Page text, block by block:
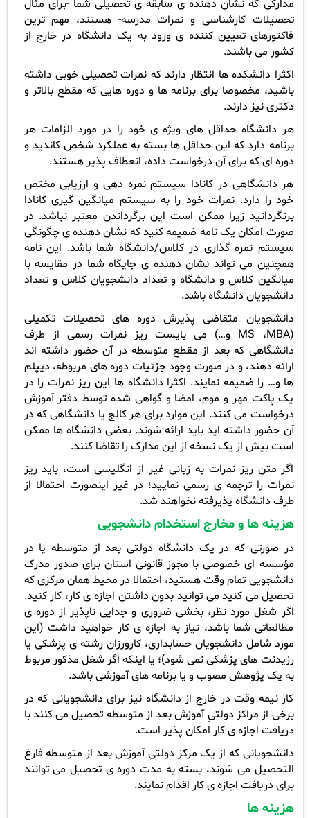
مدارکی که نشان دهنده ی سابقه ی تحصیلی شما -برای مثال
تحصیلات کارشناسی و نمرات مدرسه- هستند، مهم ترین
فاکتورهای تعیین کننده ی ورود به یک دانشگاه در خارج از
کشور می باشند.
اکثرا دانشکده ها انتظار دارند که نمرات تحصیلی خوبی داشته
باشید، مخصوصا برای برنامه ها و دوره هایی که مقطع بالاتر و
دکتری نیز دارند.
هر دانشگاه حداقل های ویژه ی خود را در مورد الزامات هر
برنامه دارد که این حداقل ها بسته به عملکرد شخص کاندید و
دوره ای که برای آن درخواست داده، انعطاف پذیر هستند.
هر دانشگاهی در کانادا سیستم نمره دهی و ارزیابی مختص
خود را دارد. نمرات خود را به سیستم میانگین گیری کانادا
برنگردانید زیرا ممکن است این برگرداندن معتبر نباشد. در
صورت امکان یک نامه ضمیمه کنید که نشان دهنده ی چگونگی
سیستم نمره گذاری در کلاس/دانشگاه شما باشد. این نامه
همچنین می تواند نشان دهنده ی جایگاه شما در مقایسه با
میانگین کلاس و دانشگاه و تعداد دانشجویان کلاس و تعداد
دانشجویان دانشگاه باشد.
دانشجویان متقاضی پذیرش دوره های تحصیلات تکمیلی
(
MBA، MS و…) می بایست ریز نمرات رسمی از طرف
دانشگاهی که بعد از مقطع متوسطه در آن حضور داشته اند
ارائه دهند، و در صورت وجود جزئیات دوره های مربوطه، دیپلم
ها و… را ضمیمه نمایند. اکثرا دانشگاه ها این ریز نمرات را در
یک پاکت مهر و موم، امضا و گواهی شده توسط دفتر آموزش
درخواست می کنند. این موارد برای هر کالج یا دانشگاهی که در
آن حضور داشته اید باید ارائه شوند. بعضی دانشگاه ها ممکن
است بیش از یک نسخه از این مدارک را تقاضا کنند.
اگر متن ریز نمرات به زبانی غیر از انگلیسی است، باید ریز
نمرات را ترجمه ی رسمی نمایید؛ در غیر اینصورت احتمالا از
طرف دانشگاه پذیرفته نخواهند شد.
هزینه ها و مخارج استخدام دانشجویی
در صورتی که در یک دانشگاه دولتی بعد از متوسطه یا در
مؤسسه ای خصوصی با مجوز قانونی استان برای صدور مدرک
دانشجویی تمام وقت هستید، احتمالا در محیط همان مرکزی که
تحصیل می کنید می توانید بدون داشتن اجازه ی کار، کار کنید.
اگر شغل مورد نظر، بخشی ضروری و جدایی ناپذیر از دوره ی
مطالعاتی شما باشد، نیاز به اجازه ی کار خواهید داشت (این
مورد شامل دانشجویان حسابداری، کارورزان رشته ی پزشکی یا
رزیدنت های پزشکی نمی شود)؛ یا اینکه اگر شغل مذکور مربوط
به یک پژوهش مصوب و یا برنامه های آموزشی باشد.
کار نیمه وقت در خارج از دانشگاه نیز برای دانشجویانی که در
برخی از مراکز دولتیِ آموزش بعد از متوسطه تحصیل می کنند با
دریافت اجازه ی کار امکان پذیر است.
دانشجویانی که از یک مرکز دولتیِ آموزش بعد از متوسطه فارغ
التحصیل می شوند، بسته به مدت دوره ی تحصیل می توانند
برای دریافت اجازه ی کار اقدام نمایند.
هزینه ها